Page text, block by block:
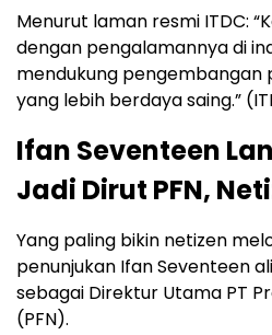
Menurut laman resmi ITDC:
dengan pengalamannya di
mendukung pengembangan
yang lebih berdaya saing.”
Ifan Seventeen
Jadi Dirut PFN,
Yang paling bikin netizen
penunjukan Ifan Seventeen
sebagai Direktur Utama PT
(PFN).